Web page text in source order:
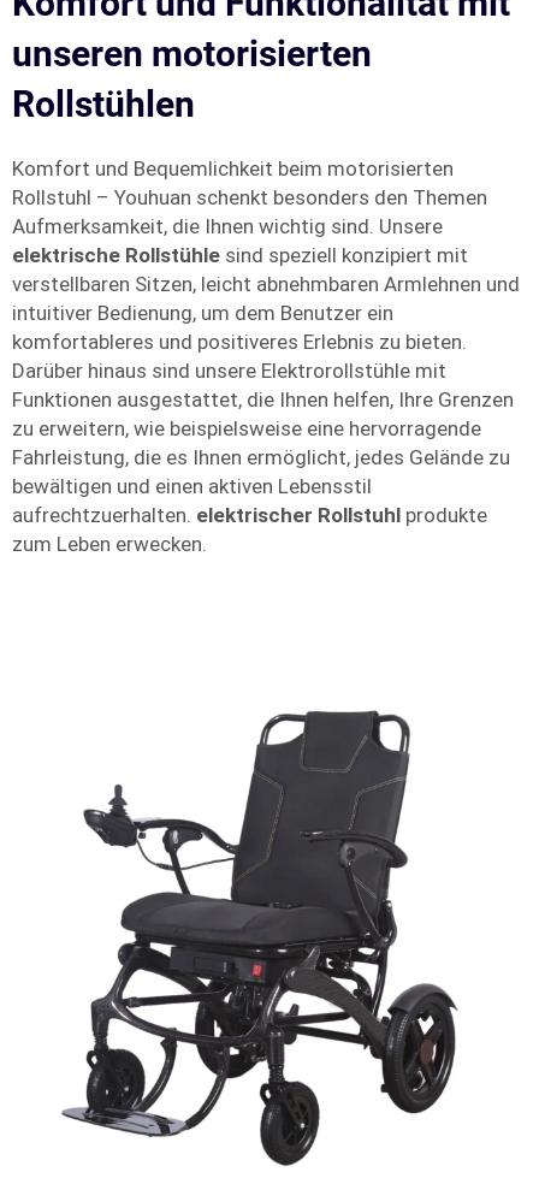
unseren motorisierten
Rollstühlen
Komfort und Bequemlichkeit beim motorisierten
Rollstuhl – Youhuan schenkt besonders den Themen
Aufmerksamkeit, die Ihnen wichtig sind. Unsere
elektrische Rollstühle sind speziell konzipiert mit
verstellbaren Sitzen, leicht abnehmbaren Armlehnen und
intuitiver Bedienung, um dem Benutzer ein
komfortableres und positiveres Erlebnis zu bieten.
Darüber hinaus sind unsere Elektrorollstühle mit
Funktionen ausgestattet, die Ihnen helfen, Ihre Grenzen
zu erweitern, wie beispielsweise eine hervorragende
Fahrleistung, die es Ihnen ermöglicht, jedes Gelände zu
bewältigen und einen aktiven Lebensstil
aufrechtzuerhalten. elektrischer Rollstuhl produkte
zum Leben erwecken.